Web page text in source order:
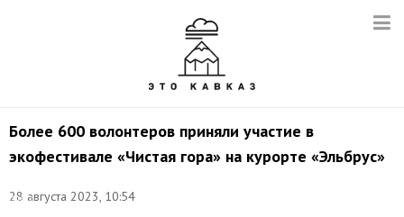
Более 600 волонтеров приняли участие в
экофестивале «Чистая гора» на курорте «Эльбрус»
28 августа 2023, 10:54
пресс-